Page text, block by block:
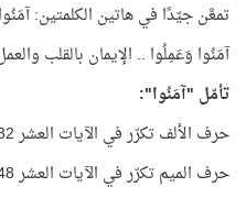
تمعَّن جيّدًا في هاتين الكلمتين:
آمَنُوا وَعَمِلُوا .. الإيمان بالقلب
تأمّل "آمَنُوا":
حرف الألف تكرّر في الآيات العشر 132 مرّة.
حرف الميم تكرّر في الآيات العشر 48 مرّة.